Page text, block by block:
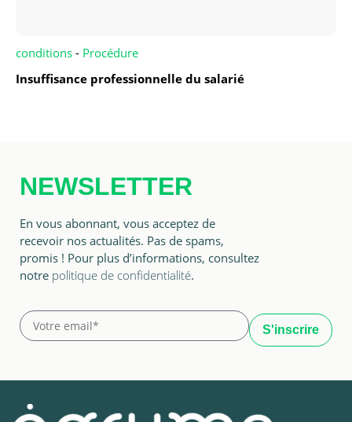
conditions - Procédure
Insuffisance professionnelle du salarié
NEWSLETTER
En vous abonnant, vous acceptez de
recevoir nos actualités. Pas de spams,
promis ! Pour plus d’informations, consultez
notre politique de confidentialité.